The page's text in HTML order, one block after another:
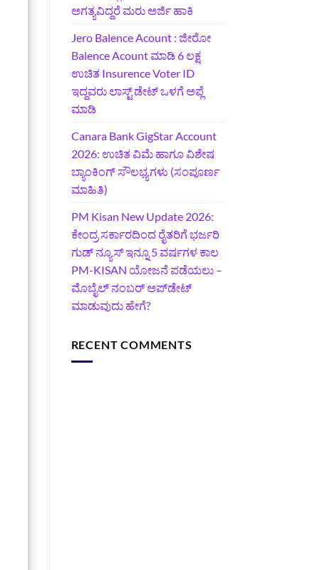
ಅಗತ್ಯವಿದ್ದರೆ ಮರು ಅರ್ಜಿ ಹಾಕಿ
Jero Balence Acount : ಜೀರೋ
Balence Acount ಮಾಡಿ 6 ಲಕ್ಷ
ಉಚಿತ Insurence Voter ID
ಇದ್ದವರು ಲಾಸ್ಟ್‌ ಡೇಟ್‌ ಒಳಗೆ ಅಪ್ಲೆ
ಮಾಡಿ
Canara Bank GigStar Account
2026: ಉಚಿತ ವಿಮೆ ಹಾಗೂ ವಿಶೇಷ
ಬ್ಯಾಂಕಿಂಗ್ ಸೌಲಭ್ಯಗಳು (ಸಂಪೂರ್ಣ
ಮಾಹಿತಿ)
PM Kisan New Update 2026:
ಕೇಂದ್ರ ಸರ್ಕಾರದಿಂದ ರೈತರಿಗೆ ಭರ್ಜರಿ
ಗುಡ್‌ ನ್ಯೂಸ್ ಇನ್ನೂ 5 ವರ್ಷಗಳ ಕಾಲ
PM-KISAN ಯೋಜನೆ ಪಡೆಯಲು –
ಮೊಬೈಲ್ ನಂಬರ್ ಅಪ್‌ಡೇಟ್
ಮಾಡುವುದು ಹೇಗೆ?
RECENT COMMENTS